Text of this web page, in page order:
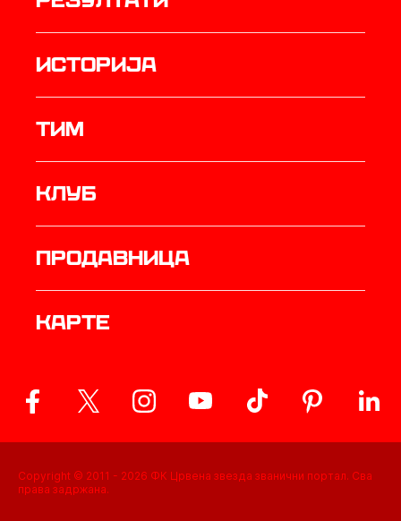
историја
ТИМ
Клуб
продавница
Карте
Copyright © 2011 - 2026 ФК Црвена звезда званични портал. Сва
права задржана.